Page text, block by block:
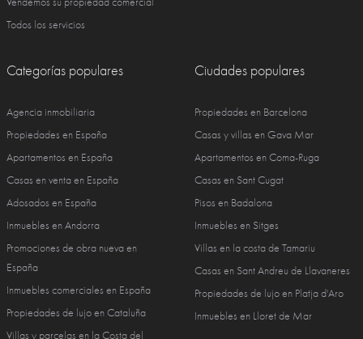
Todos los servicios
Categorías populares
Agencia inmobiliaria
Propiedades en España
Apartamentos en España
Casas en venta en España
Adosados en España
Inmuebles en Andorra
Promociones de obra nueva en
España
Inmuebles comerciales en España
Propiedades de lujo en Cataluña
Villas y parcelas en la Costa del
Ciudades populares
Propiedades en Barcelona
Casas y villas en Gava Mar
Apartamentos en Coma-Ruga
Casas en Sant Cugat
Pisos en Badalona
Inmuebles en Sitges
Villas en la costa de Tamariu
Casas en Sant Andreu de Llavaneres
Propiedades de lujo en Platja d'Aro
Inmuebles en Lloret de Mar